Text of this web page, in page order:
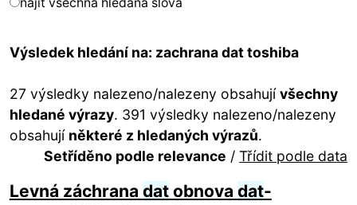
Výsledek hledání na: zachrana dat toshiba
27 výsledky nalezeno/nalezeny obsahujívšechny
hledané výrazy. 391 výsledky nalezeno/nalezeny
obsahují některé z hledaných výrazů.
Setříděno podle relevance /Třídit podle data
Levná záchrana datobnova dat-